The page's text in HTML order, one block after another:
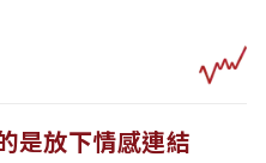
是放下情感連結